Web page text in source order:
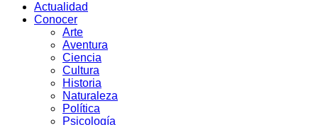
Actualidad
Conocer
Arte
Aventura
Ciencia
Cultura
Historia
Naturaleza
Política
Psicología